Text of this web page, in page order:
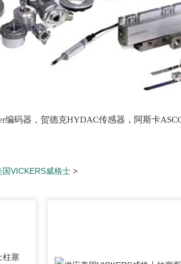
编码器，贺德克HYDAC传感器，阿斯卡
国VICKERS威格士 >